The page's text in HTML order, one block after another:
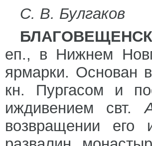
С. В. Булгаков
еп., в Нижнем
ярмарки. Основан
кн. Пургасом и
иждивением свт.
возвращении